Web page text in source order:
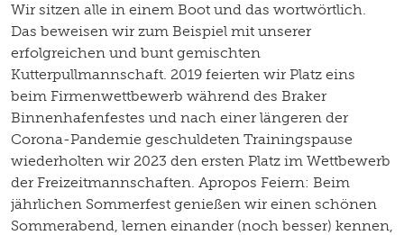
Wir sitzen alle in einem Boot und das wortwörtlich.
Das beweisen wir zum Beispiel mit unserer
erfolgreichen und bunt gemischten
Kutterpullmannschaft. 2019 feierten wir Platz eins
beim Firmenwettbewerb während des Braker
Binnenhafenfestes und nach einer längeren der
Corona-Pandemie geschuldeten Trainingspause
wiederholten wir 2023 den ersten Platz im Wettbewerb
der Freizeitmannschaften. Apropos Feiern: Beim
jährlichen Sommerfest genießen wir einen schönen
Sommerabend, lernen einander (noch besser) kennen,